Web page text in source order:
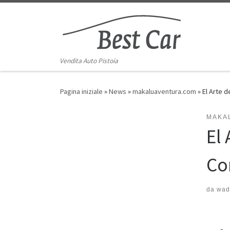
Vendita Auto Pistoia
Pagina iniziale »News »makaluaventura.com »El Arte
El
da